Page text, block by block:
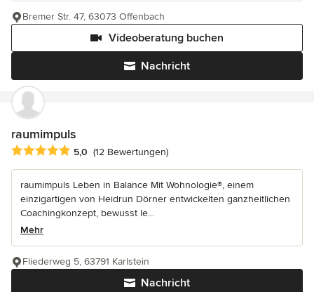
Nachricht
Videoberatung buchen
Bremer Str. 47, 63073 Offenbach
raumimpuls
Durchschnittliche Bewertung: 5 von 5 Sternen
5,0 (12 Bewertungen)
raumimpuls Leben in Balance Mit Wohnologie®, einem
einzigartigen von Heidrun Dörner entwickelten ganzheitlichen
Coachingkonzept, bewusst le...
Mehr
Nachricht
Fliederweg 5, 63791 Karlstein